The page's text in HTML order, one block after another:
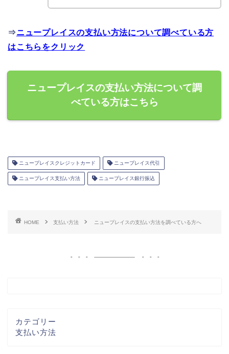
⇒ニュープレイスの支払い方法について調べている方
はこちらをクリック
ニュープレイスの支払い方法について調
べている方はこちら
ニュープレイスクレジットカード ニュープレイス代引
ニュープレイス支払い方法 ニュープレイス銀行振込
HOME 支払い方法 ニュープレイスの支払い方法を調べている方へ
カテゴリー
支払い方法